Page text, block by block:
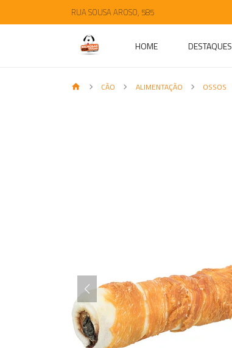
RUA SOUSA AROSO, 585
HOME DESTAQUES
CÃO ALIMENTAÇÃO OSSOS